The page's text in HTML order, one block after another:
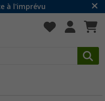
à l'imprévu